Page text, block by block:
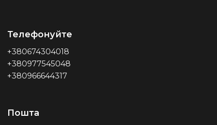
Телефонуйте
+380674304018
+380977545048
+380966644317
Пошта